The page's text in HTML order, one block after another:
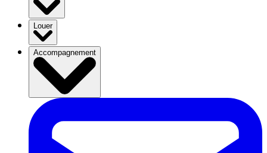
Louer
Accompagnement